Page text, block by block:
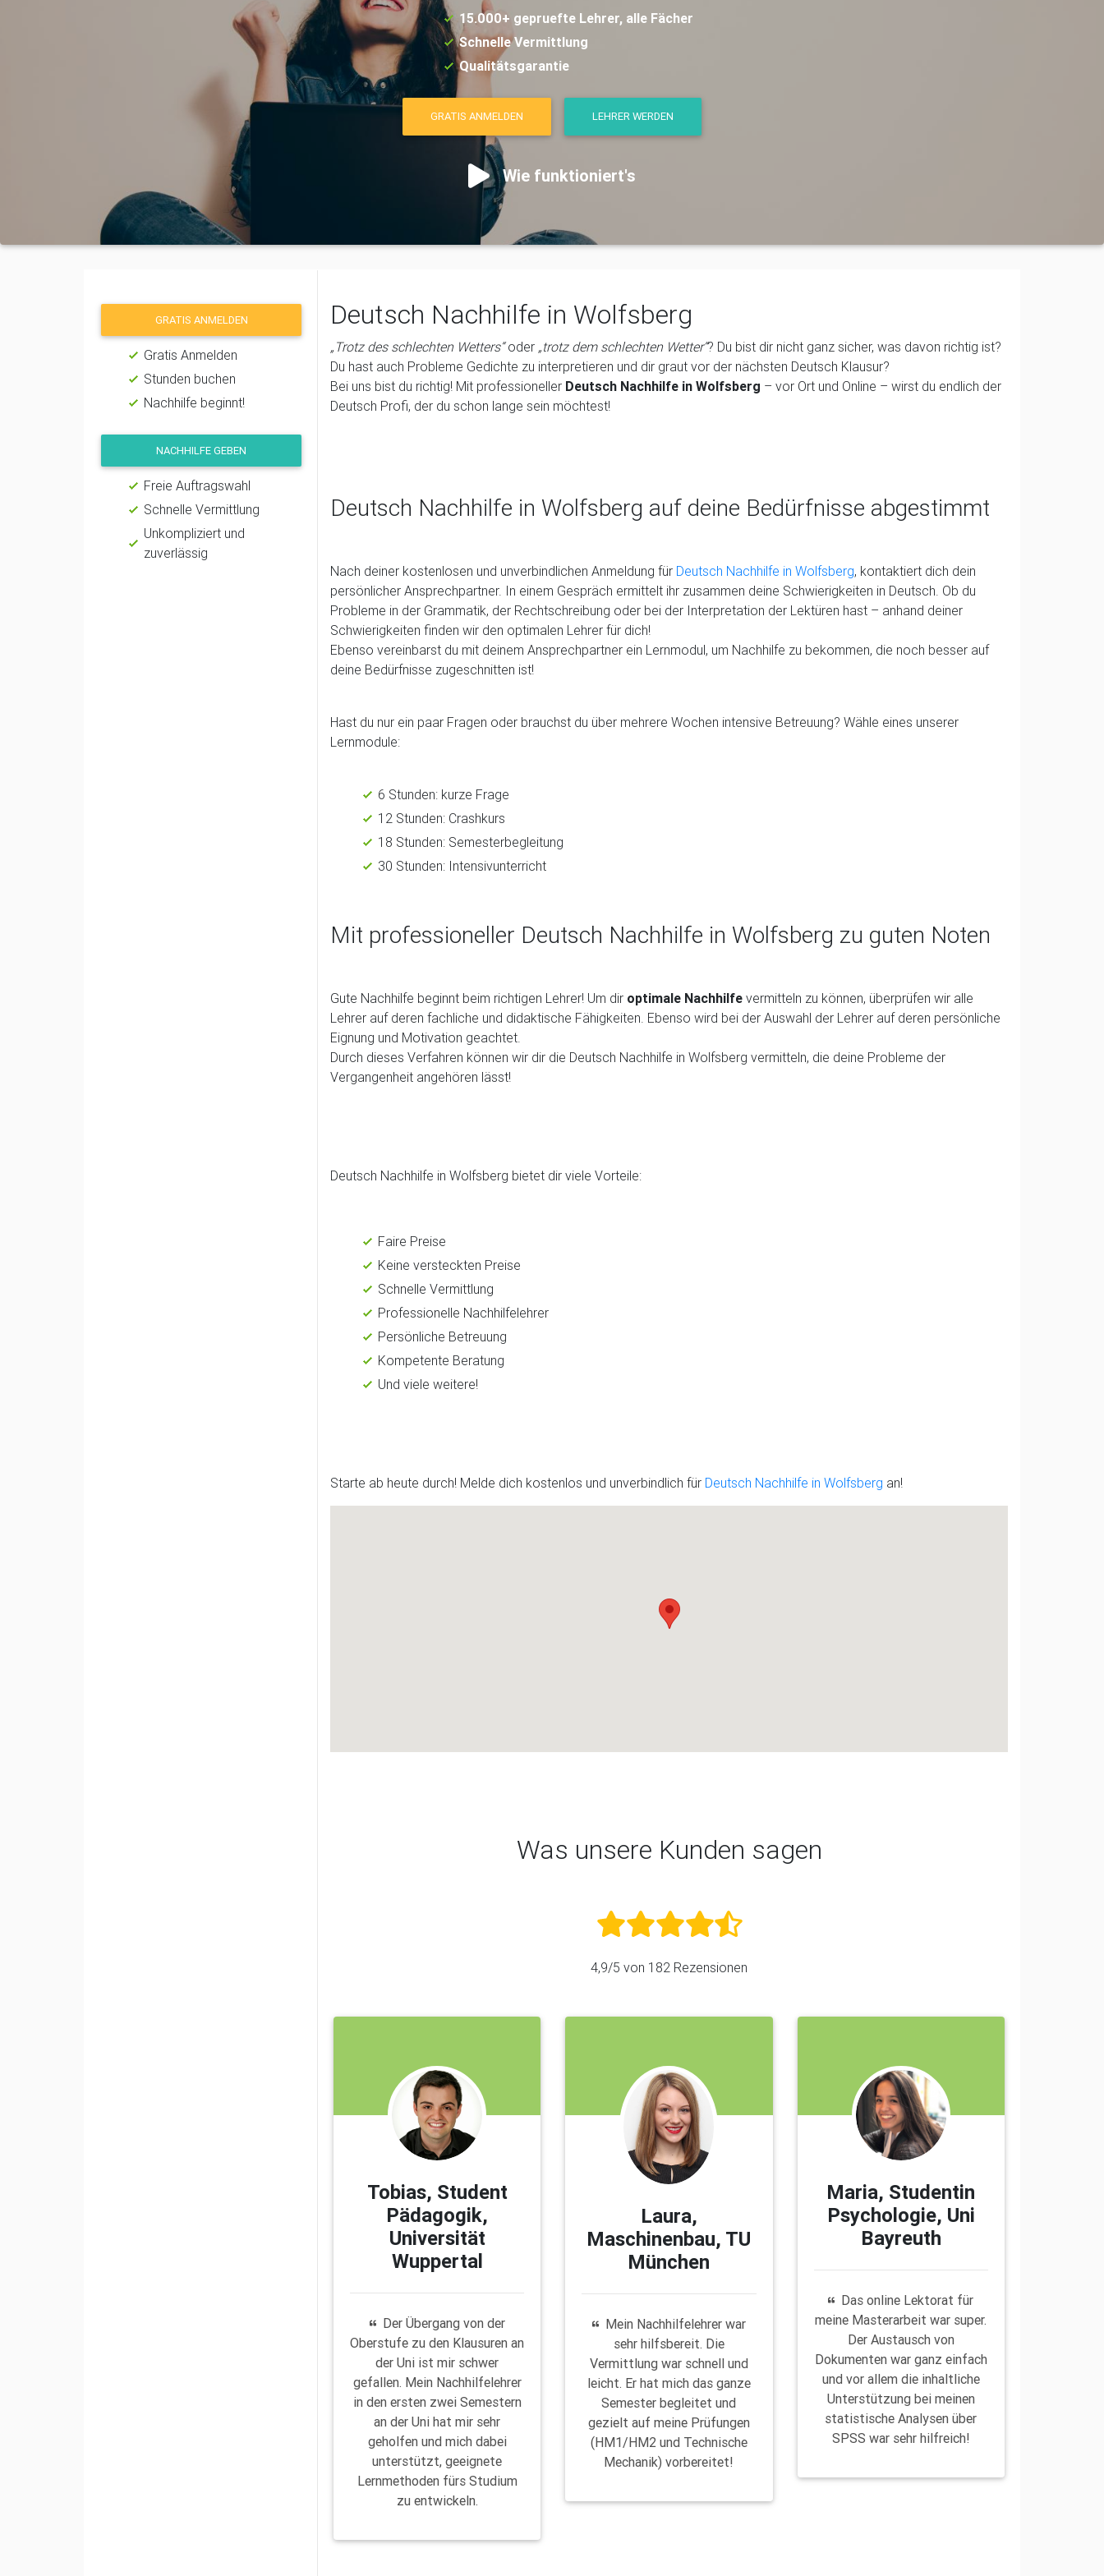
15.000+ gepruefte Lehrer, alle Fächer
Schnelle Vermittlung
Qualitätsgarantie
GRATIS ANMELDEN LEHRER WERDEN
Wie funktioniert's
GRATIS ANMELDEN
Gratis Anmelden
Stunden buchen
Nachhilfe beginnt!
NACHHILFE GEBEN
Freie Auftragswahl
Schnelle Vermittlung
Unkompliziert und
zuverlässig
Deutsch Nachhilfe in Wolfsberg
„Trotz des schlechten Wetters“oder „trotz dem schlechten Wetter“? Du bist dir nicht ganz sicher, was davon richtig ist?
Du hast auch Probleme Gedichte zu interpretieren und dir graut vor der nächsten Deutsch Klausur?
Bei uns bist du richtig! Mit professioneller Deutsch Nachhilfe in Wolfsberg – vor Ort und Online – wirst du endlich der
Deutsch Profi, der du schon lange sein möchtest!
Deutsch Nachhilfe in Wolfsberg auf deine Bedürfnisse abgestimmt
Nach deiner kostenlosen und unverbindlichen Anmeldung für Deutsch Nachhilfe in Wolfsberg, kontaktiert dich dein
persönlicher Ansprechpartner. In einem Gespräch ermittelt ihr zusammen deine Schwierigkeiten in Deutsch. Ob du
Probleme in der Grammatik, der Rechtschreibung oder bei der Interpretation der Lektüren hast – anhand deiner
Schwierigkeiten finden wir den optimalen Lehrer für dich!
Ebenso vereinbarst du mit deinem Ansprechpartner ein Lernmodul, um Nachhilfe zu bekommen, die noch besser auf
deine Bedürfnisse zugeschnitten ist!
Hast du nur ein paar Fragen oder brauchst du über mehrere Wochen intensive Betreuung? Wähle eines unserer
Lernmodule:
6 Stunden: kurze Frage
12 Stunden: Crashkurs
18 Stunden: Semesterbegleitung
30 Stunden: Intensivunterricht
Mit professioneller Deutsch Nachhilfe in Wolfsberg zu guten Noten
Gute Nachhilfe beginnt beim richtigen Lehrer! Um dir optimale Nachhilfe vermitteln zu können, überprüfen wir alle
Lehrer auf deren fachliche und didaktische Fähigkeiten. Ebenso wird bei der Auswahl der Lehrer auf deren persönliche
Eignung und Motivation geachtet.
Durch dieses Verfahren können wir dir die Deutsch Nachhilfe in Wolfsberg vermitteln, die deine Probleme der
Vergangenheit angehören lässt!
Deutsch Nachhilfe in Wolfsberg bietet dir viele Vorteile:
Faire Preise
Keine versteckten Preise
Schnelle Vermittlung
Professionelle Nachhilfelehrer
Persönliche Betreuung
Kompetente Beratung
Und viele weitere!
Starte ab heute durch! Melde dich kostenlos und unverbindlich für Deutsch Nachhilfe in Wolfsberg an!
Was unsere Kunden sagen
4,9/5 von 182 Rezensionen
Tobias, Student
Pädagogik,
Universität
Wuppertal
Der Übergang von der
Oberstufe zu den Klausuren an
der Uni ist mir schwer
gefallen. Mein Nachhilfelehrer
in den ersten zwei Semestern
an der Uni hat mir sehr
geholfen und mich dabei
unterstützt, geeignete
Lernmethoden fürs Studium
zu entwickeln.
Laura,
Maschinenbau, TU
München
Mein Nachhilfelehrer war
sehr hilfsbereit. Die
Vermittlung war schnell und
leicht. Er hat mich das ganze
Semester begleitet und
gezielt auf meine Prüfungen
(HM1/HM2 und Technische
Mechanik) vorbereitet!
Maria, Studentin
Psychologie, Uni
Bayreuth
Das online Lektorat für
meine Masterarbeit war super.
Der Austausch von
Dokumenten war ganz einfach
und vor allem die inhaltliche
Unterstützung bei meinen
statistische Analysen über
SPSS war sehr hilfreich!